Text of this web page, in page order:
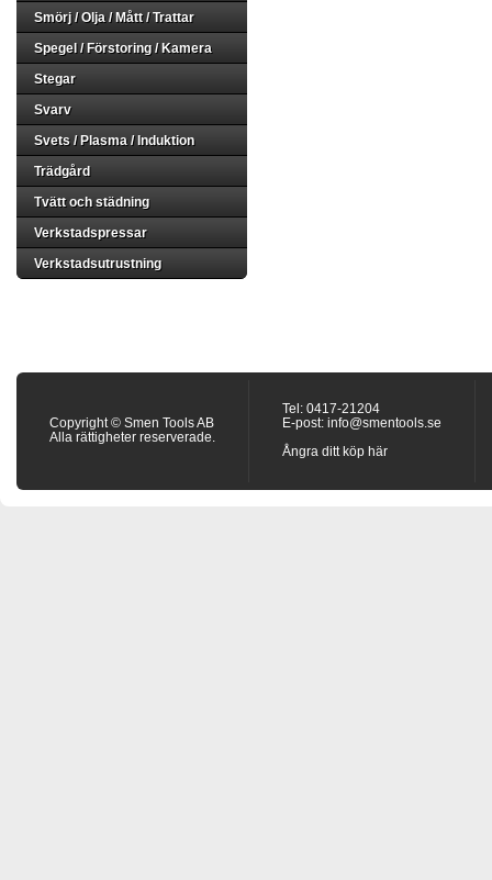
Smörj / Olja / Mått / Trattar
Spegel / Förstoring / Kamera
Stegar
Svarv
Svets / Plasma / Induktion
Trädgård
Tvätt och städning
Verkstadspressar
Verkstadsutrustning
Copyright © Smen Tools AB
Alla rättigheter reserverade.
Tel: 0417-21204
E-post: info@smentools.se
Ångra ditt köp här